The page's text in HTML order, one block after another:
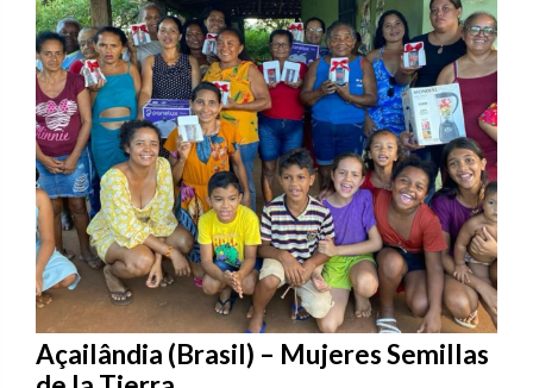
Açailândia (Brasil) – Mujeres Semillas
de la Tierra